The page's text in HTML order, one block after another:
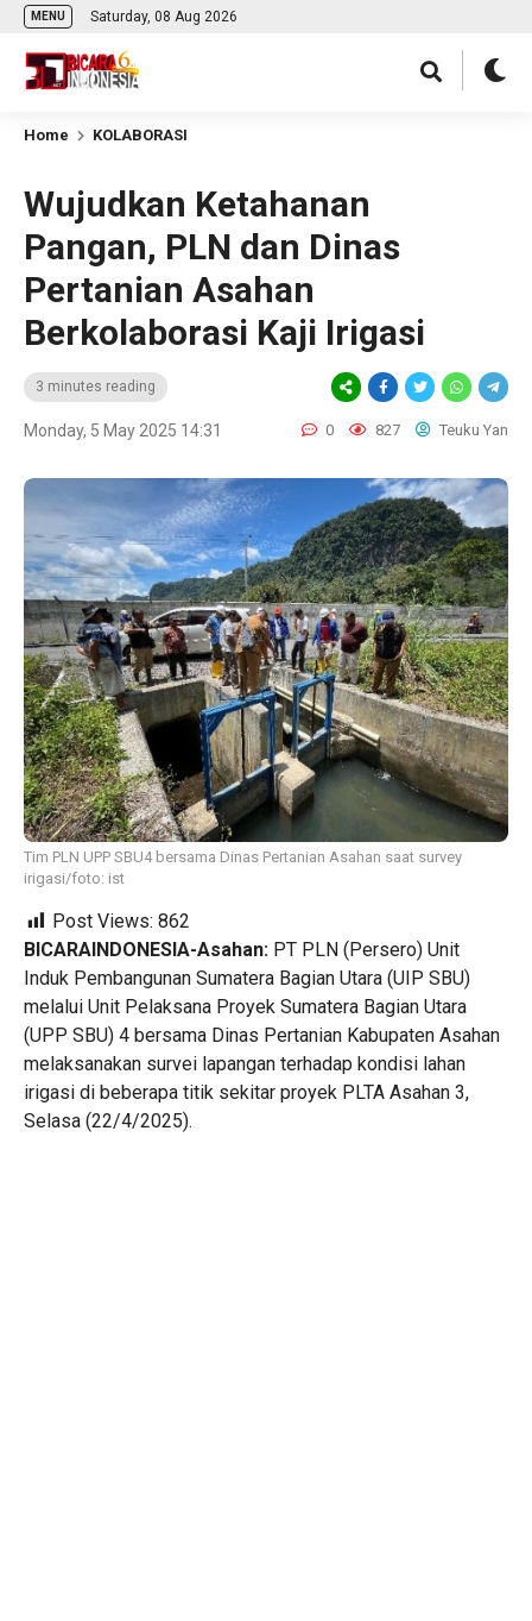
MENU Saturday, 08 Aug 2026
Home KOLABORASI
Wujudkan Ketahanan
Pangan, PLN dan Dinas
Pertanian Asahan
Berkolaborasi Kaji Irigasi
3 minutes reading
Monday, 5 May 2025 14:31 0 827 Teuku Yan
Tim PLN UPP SBU4 bersama Dinas Pertanian Asahan saat survey
irigasi/foto: ist
Post Views: 862
BICARAINDONESIA-Asahan: PT PLN (Persero) Unit
Induk Pembangunan Sumatera Bagian Utara (UIP SBU)
melalui Unit Pelaksana Proyek Sumatera Bagian Utara
(UPP SBU) 4 bersama Dinas Pertanian Kabupaten Asahan
melaksanakan survei lapangan terhadap kondisi lahan
irigasi di beberapa titik sekitar proyek PLTA Asahan 3,
Selasa (22/4/2025).